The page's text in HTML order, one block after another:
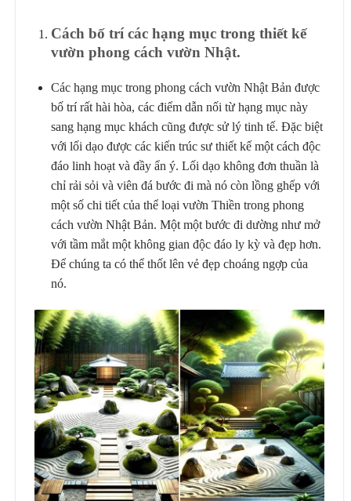
Cách bố trí các hạng mục trong thiết kế
vườn phong cách vườn Nhật.
Các hạng mục trong phong cách vườn Nhật Bản được
bố trí rất hài hòa, các điểm dẫn nối từ hạng mục này
sang hạng mục khách cũng được sử lý tinh tế. Đặc biệt
với lối dạo được các kiến trúc sư thiết kế một cách độc
đáo linh hoạt và đầy ẩn ý. Lối dạo không đơn thuần là
chỉ rải sỏi và viên đá bước đi mà nó còn lồng ghếp với
một số chi tiết của thể loại vườn Thiền trong phong
cách vườn Nhật Bản. Một một bước đi dường như mở
với tầm mắt một không gian độc đáo ly kỳ và đẹp hơn.
Để chúng ta có thể thốt lên vẻ đẹp choáng ngợp của
nó.